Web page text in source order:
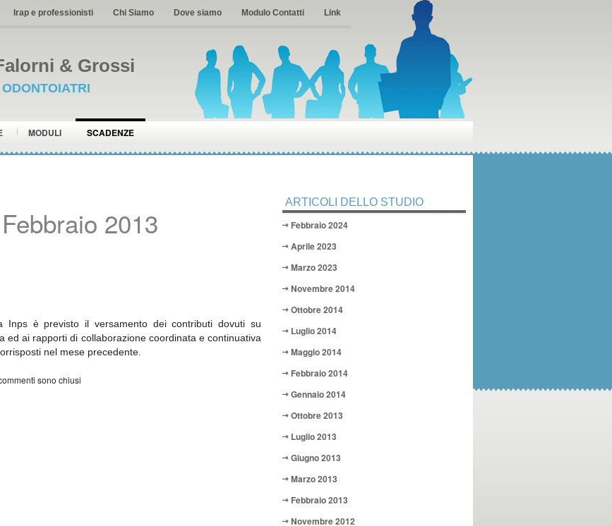
Irap e professionisti Chi Siamo Dove siamo Modulo Contatti Link
& Grossi
MODULI SCADENZE
2013
Inps è previsto il versamento dei contributi dovuti su
ed ai rapporti di collaborazione coordinata e continuativa
nel mese precedente.
sono chiusi
ARTICOLI DELLO STUDIO
Febbraio 2024
Aprile 2023
Marzo 2023
Novembre 2014
Ottobre 2014
Luglio 2014
Maggio 2014
Febbraio 2014
Gennaio 2014
Ottobre 2013
Luglio 2013
Giugno 2013
Marzo 2013
Febbraio 2013
Novembre 2012